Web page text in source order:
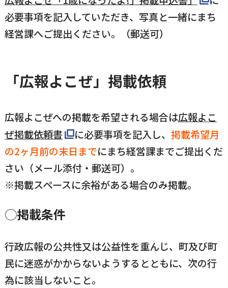
必要事項を記入していただき、写真と一緒にまち
経営課へご提出ください。（郵送可）
「広報よこぜ」掲載依頼
広報よこぜへの掲載を希望される場合は広報よこ
ぜ掲載依頼書
に必要事項を記入し、 掲載希望月
の2ヶ月前の末日までにまち経営課までご提出くだ
さい（メール添付・郵送可）。
※掲載スペースに余裕がある場合のみ掲載。
◯掲載条件
行政広報の公共性又は公益性を重んじ、町及び町
民に迷惑がかからないようするとともに、次の行
為に該当しないこと。